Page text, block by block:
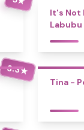
It's Not
Labubu
3.3★
Tina -